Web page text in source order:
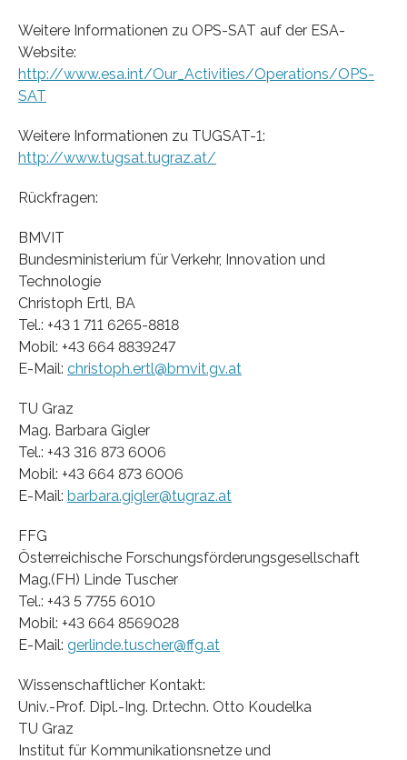
Weitere Informationen zu OPS-SAT auf der ESA-
Website:
http://www.esa.int/Our_Activities/Operations/OPS-
SAT
Weitere Informationen zu TUGSAT-1:
http://www.tugsat.tugraz.at/
Rückfragen:
BMVIT
Bundesministerium für Verkehr, Innovation und
Technologie
Christoph Ertl, BA
Tel.: +43 1 711 6265-8818
Mobil: +43 664 8839247
E-Mail: christoph.ertl@bmvit.gv.at
TU Graz
Mag. Barbara Gigler
Tel.: +43 316 873 6006
Mobil: +43 664 873 6006
E-Mail: barbara.gigler@tugraz.at
FFG
Österreichische Forschungsförderungsgesellschaft
Mag.(FH) Linde Tuscher
Tel.: +43 5 7755 6010
Mobil: +43 664 8569028
E-Mail: gerlinde.tuscher@ffg.at
Wissenschaftlicher Kontakt:
Univ.-Prof. Dipl.-Ing. Dr.techn. Otto Koudelka
TU Graz
Institut für Kommunikationsnetze und